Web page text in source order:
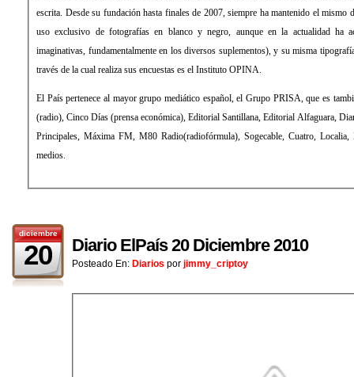
escrita. Desde su fundación hasta finales de 2007, siempre ha mantenido el mismo
uso exclusivo de fotografías en blanco y negro, aunque en la actualidad ha
imaginativas, fundamentalmente en los diversos suplementos), y su misma
través de la cual realiza sus encuestas es el Instituto OPINA.
El País pertenece al mayor grupo mediático español, el Grupo PRISA, que es
(radio), Cinco Días (prensa económica), Editorial Santillana, Editorial Alfaguara,
Principales, Máxima FM, M80 Radio(radiofórmula), Sogecable, Cuatro,
medios.
diciembre
20 Diario ElPaís 20 Diciembre 2010
Posteado En: Diarios por jimmy_criptoy